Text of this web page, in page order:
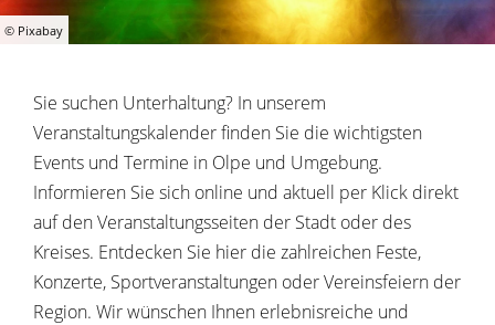
© Pixabay
Sie suchen Unterhaltung? In unserem
Veranstaltungskalender finden Sie die wichtigsten
Events und Termine in Olpe und Umgebung.
Informieren Sie sich online und aktuell per Klick direkt
auf den Veranstaltungsseiten der Stadt oder des
Kreises. Entdecken Sie hier die zahlreichen Feste,
Konzerte, Sportveranstaltungen oder Vereinsfeiern der
Region. Wir wünschen Ihnen erlebnisreiche und